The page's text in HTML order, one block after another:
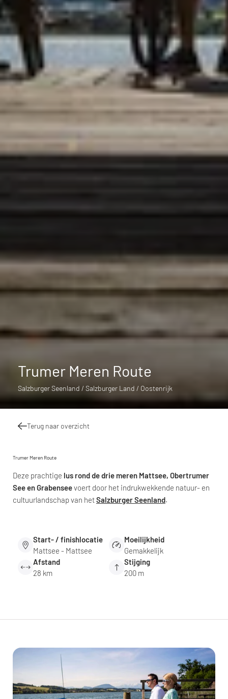
Trumer Meren Route
Salzburger Seenland / Salzburger Land / Oostenrijk
Terug naar overzicht
Trumer Meren Route
Deze prachtige lus rond de drie meren Mattsee, Obertrumer
See en Grabenseevoert door het indrukwekkende natuur- en
cultuurlandschap van hetSalzburger Seenland.
Start- / finishlocatie
Mattsee - Mattsee
Moeilijkheid
Gemakkelijk
Afstand
28 km
Stijging
200 m